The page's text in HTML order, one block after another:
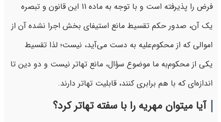
فرض را پذیرفته است و با توجه به ماده 11 این قانون و تبصره
یک آن، صدور حکم تقسیط مانع استیفای بخش اجرا نشده آن از
اموالی که از محکوم‌علیه به دست می‌آید، نیست؛ لذا تقسیط
یکی از محکوم‌به ما موضوع سؤال، مانع تهاتر نیست و دو دین تا
اندازه‌ای که با هم برابری کنند، قابلیت تهاتر دارند.
آیا میتوان مهریه را با سفته تهاتر کرد؟